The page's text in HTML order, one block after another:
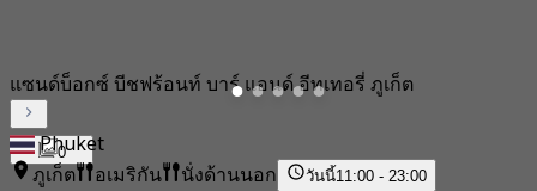
0
แซนด์บ็อกซ์ บีชฟร้อนท์ บาร์ แอนด์ อีทเทอรี่ ภูเก็ต
Phuket
ภูเก็ต
อเมริกัน นั่งด้านนอก วันนี้11:00 - 23:00